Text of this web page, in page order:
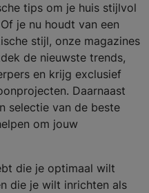
tips om je huis stijlvol
je nu houdt van een
stijl, onze magazines
de nieuwste trends,
en krijg exclusief
Daarnaast
selectie van de beste
om jouw
die je optimaal wilt
die je wilt inrichten als